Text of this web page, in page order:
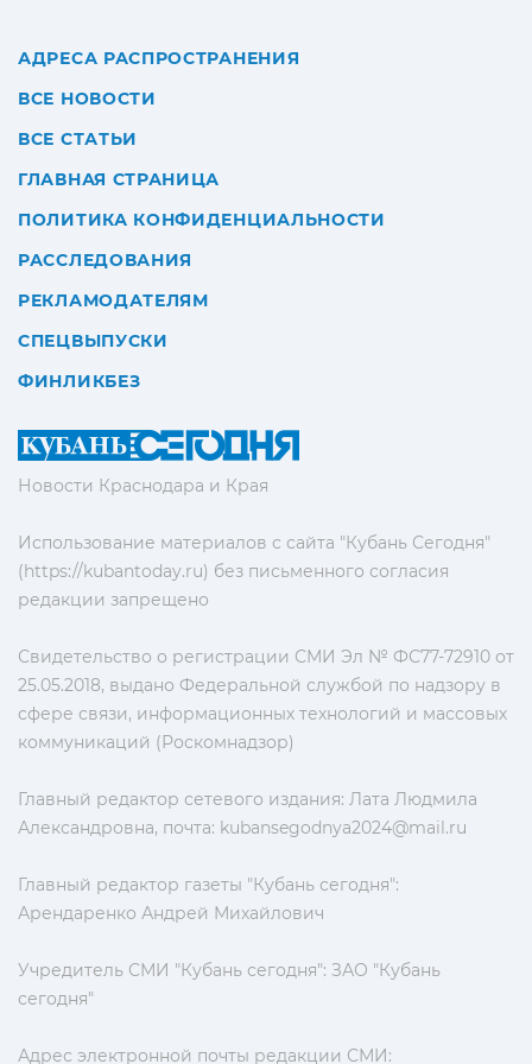
Новости Краснодара и Края
Использование материалов с сайта "Кубань Сегодня"
(https://kubantoday.ru) без письменного согласия
редакции запрещено
Свидетельство о регистрации СМИ Эл № ФС77-72910 от
25.05.2018, выдано Федеральной службой по надзору в
сфере связи, информационных технологий и массовых
коммуникаций (Роскомнадзор)
Главный редактор сетевого издания: Лата Людмила
Александровна, почта: kubansegodnya2024@mail.ru
Главный редактор газеты "Кубань сегодня":
Арендаренко Андрей Михайлович
Учредитель СМИ "Кубань сегодня": ЗАО "Кубань
сегодня"
Адрес электронной почты редакции СМИ:
АДРЕСА РАСПРОСТРАНЕНИЯ
ВСЕ НОВОСТИ
ВСЕ СТАТЬИ
ГЛАВНАЯ СТРАНИЦА
ПОЛИТИКА КОНФИДЕНЦИАЛЬНОСТИ
РАССЛЕДОВАНИЯ
РЕКЛАМОДАТЕЛЯМ
СПЕЦВЫПУСКИ
ФИНЛИКБЕЗ